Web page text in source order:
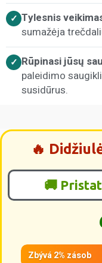
✓ Tylesnis
sumažėja
✓ Rūpinasi jūsų
paleidimo
susidūrus.
🔥
🚚
Zbývá 2% zásob